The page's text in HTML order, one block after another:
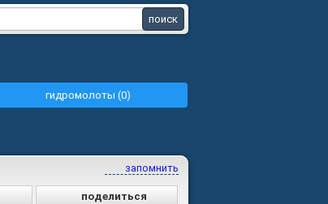
гидромолоты (0)
запомнить
поделиться